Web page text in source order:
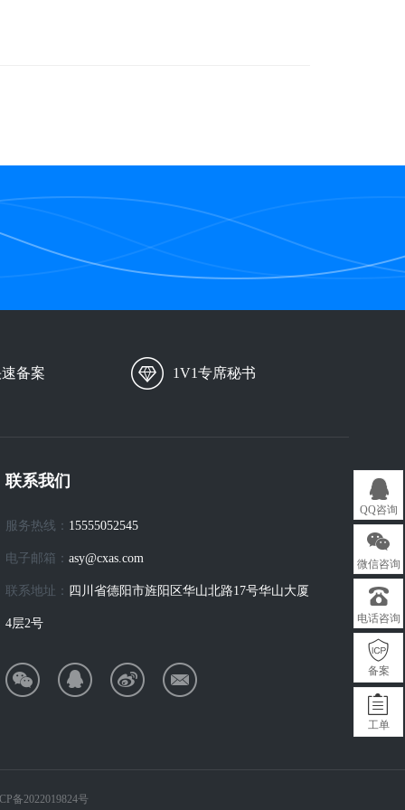
备案 1V1专席秘书
联系我们
服务热线： 15555052545
电子邮箱： asy@cxas.com
联系地址： 四川省德阳市旌阳区华山北路17号华山大厦
4层2号
备2022019824号
QQ咨询
微信咨询
电话咨询
备案
工单